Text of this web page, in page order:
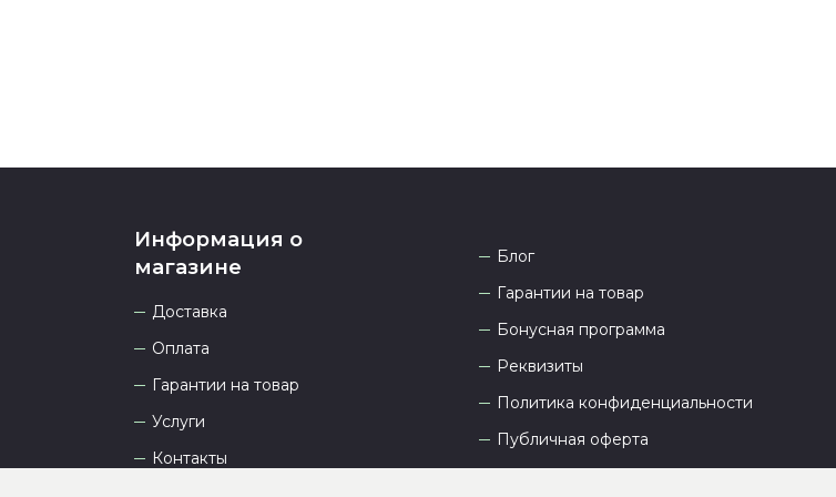
Информация о
магазине
Доставка
Оплата
Гарантии на товар
Услуги
Контакты
Блог
Гарантии на товар
Бонусная программа
Реквизиты
Политика конфиденциальности
Публичная оферта